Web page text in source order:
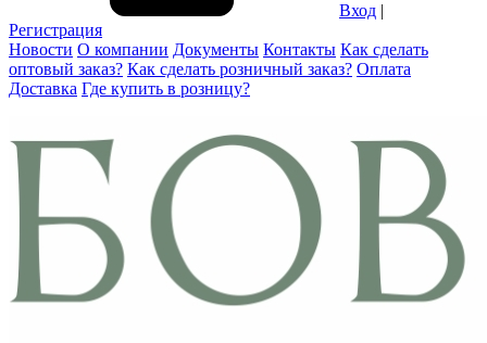
Вход |
Регистрация
Новости О компании Документы Контакты Как сделать
оптовый заказ? Как сделать розничный заказ? Оплата
Доставка Где купить в розницу?